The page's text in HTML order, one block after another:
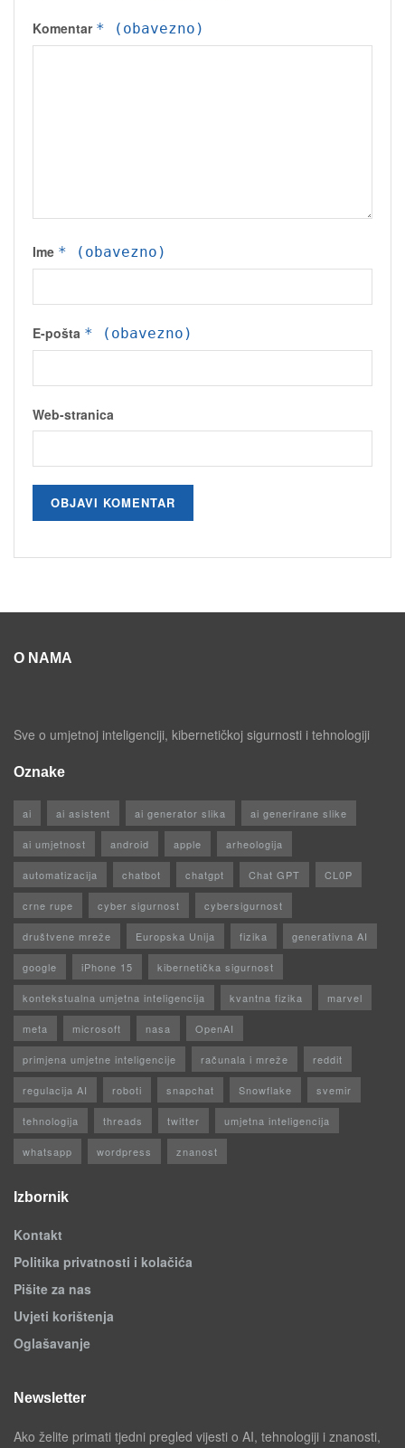
Komentar * (obavezno)
Ime * (obavezno)
E-pošta * (obavezno)
Web-stranica
O NAMA
Sve o umjetnoj inteligenciji, kibernetičkoj sigurnosti i tehnologiji
Oznake
ai ai asistent ai generator slika ai generirane slike
ai umjetnost android apple arheologija
automatizacija chatbot chatgpt Chat GPT CL0P
crne rupe cyber sigurnost cybersigurnost
društvene mreže Europska Unija fizika generativna AI
google iPhone 15 kibernetička sigurnost
kontekstualna umjetna inteligencija kvantna fizika marvel
meta microsoft nasa OpenAI
primjena umjetne inteligencije računala i mreže reddit
regulacija AI roboti snapchat Snowflake svemir
tehnologija threads twitter umjetna inteligencija
whatsapp wordpress znanost
Izbornik
Kontakt
Politika privatnosti i kolačića
Pišite za nas
Uvjeti korištenja
Oglašavanje
Newsletter
Ako želite primati tjedni pregled vijesti o AI, tehnologiji i znanosti,